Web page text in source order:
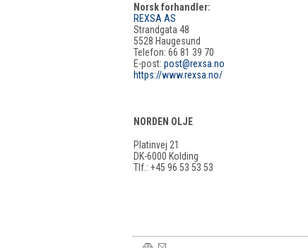
Norsk forhandler:
REXSA AS
Strandgata 48
5528 Haugesund
Telefon: 66 81 39 70
E-post: post@rexsa.no
https://www.rexsa.no/
NORDEN OLJE
Platinvej 21
DK-6000 Kolding
Tlf.: +45 96 53 53 53